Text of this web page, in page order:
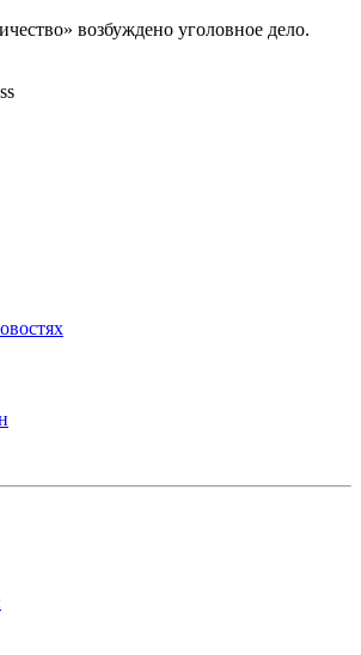
возбуждено уголовное дело.